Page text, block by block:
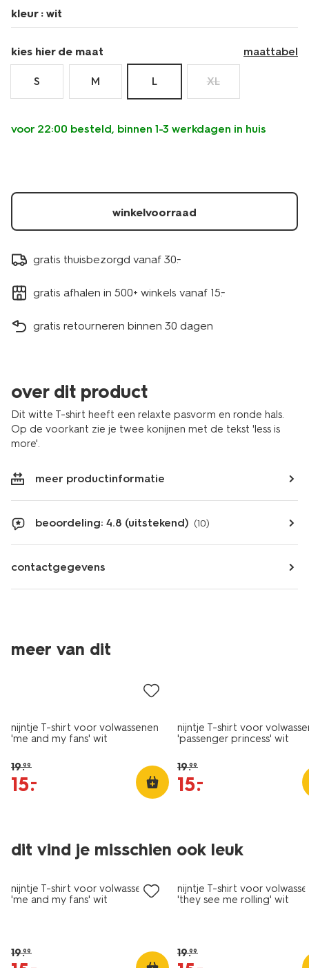
volwassenen-
less-
more-
maat-
kleur : wit
kies hier de maat maattabel
S M L XL
voor 22:00 besteld, binnen 1-3 werkdagen in huis
winkelvoorraad
gratis thuisbezorgd vanaf 30.-
gratis afhalen in 500+ winkels vanaf 15.-
gratis retourneren binnen 30 dagen
over dit product
Dit witte T-shirt heeft een relaxte pasvorm en ronde hals.
Op de voorkant zie je twee konijnen met de tekst 'less is
more'.
meer productinformatie
beoordeling: 4.8 (uitstekend) (10)
contactgegevens
meer van dit
sale
nijntje T-shirt voor volwassenen
'me and my fans' wit
19.99
15.
–
nijntje T-shirt voor
'passenger princess' wit
19.99
15.
–
dit vind je misschien ook leuk
sale
nijntje T-shirt voor volwassenen
'me and my fans' wit
19.99
sale
nijntje T-shirt voor
'they see me rolling' wit
19.99